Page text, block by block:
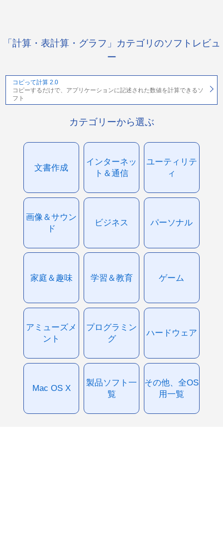
「計算・表計算・グラフ」カテゴリのソフトレビュ
ー
コピって計算 2.0
コピーするだけで、アプリケーションに記述された数値を計算できるソ
フト
カテゴリーから選ぶ
文書作成
インターネッ
ト＆通信
ユーティリテ
ィ
画像＆サウン
ド
ビジネス パーソナル
家庭＆趣味 学習＆教育 ゲーム
アミューズメ
ント
プログラミン
グ
ハードウェア
Mac OS X
製品ソフト一
覧
その他、全OS
用一覧